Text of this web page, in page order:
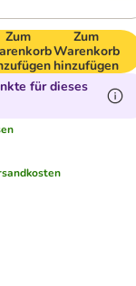
Zum
Zum
Warenkorb
hinzufügen
für dieses